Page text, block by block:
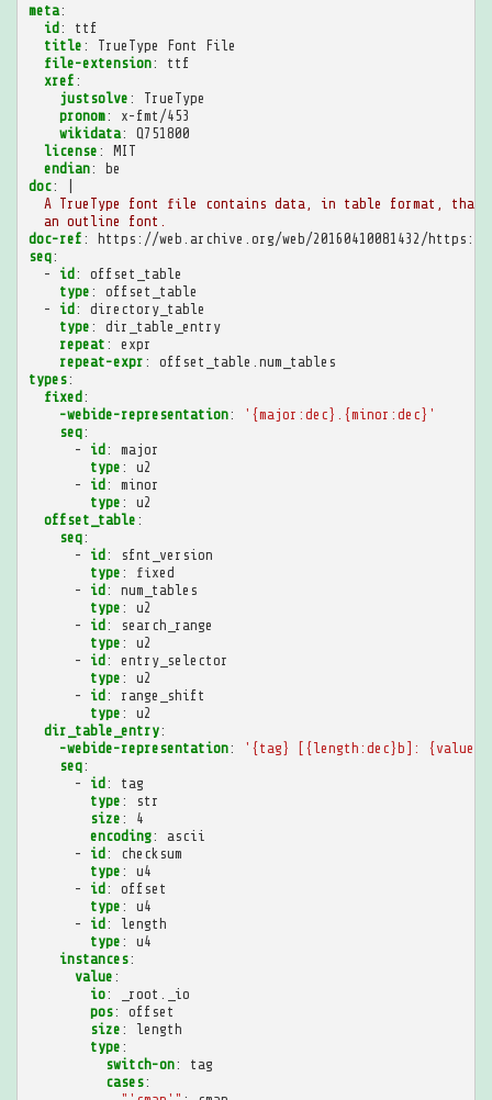
meta:
id :
ttf
title :
TrueType Font File
file-extension:
ttf
xref :
justsolve :
TrueType
pronom:
x-fmt/453
wikidata:
Q751800
license :
MIT
endian:
be
doc:
A TrueType font file contains data, in table format, that
an outline font.
doc-ref :
https://web.archive.org/web/20160410081432/
seq:
-
id :
offset_table
type :
offset_table
-
id :
directory_table
type :
dir_table_entry
repeat :
expr
repeat-expr :
offset_table.num_tables
types:
fixed :
-webide-representation:
'{major:dec}.{minor:dec}'
seq:
-
id :
major
type :
u2
-
id :
minor
type :
u2
offset_table :
seq:
-
id :
sfnt_version
type :
fixed
-
id :
num_tables
type :
u2
-
id :
search_range
type :
u2
-
id :
entry_selector
type :
u2
-
id :
range_shift
type :
u2
dir_table_entry:
-webide-representation: '{tag} [{length:dec}b]:
{value}'
seq:
-
id :
tag
type :
str
size :
4
encoding:
ascii
-
id :
checksum
type :
u4
-
id :
offset
type :
u4
-
id :
length
type :
u4
instances:
value :
io:
_root._io
pos:
offset
size :
length
type :
switch-on:
tag
cases: